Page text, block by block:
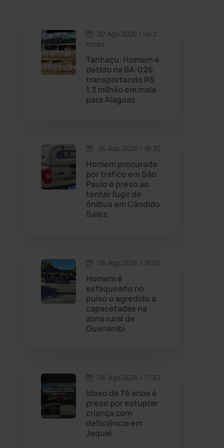
Caetité (1504)
Candiba (157)
Cândido Sales
Caturama
Chapada Diamantina
Cordeiros
Dom Basílio
Érico Cardoso
Esportes
07 Ago 2026 / Há 2
horas
Tanhaçu: Homem é
detido na BA-026
transportando R$
1,3 milhão em mala
para Alagoas
06 Ago 2026 / 18:30
Homem procurado
por tráfico em São
Paulo é preso ao
tentar fugir de
ônibus em Cândido
Sales
06 Ago 2026 / 18:00
Homem é
esfaqueado no
pulso e agredido a
capacetadas na
zona rural de
Guanambi
06 Ago 2026 / 17:30
Idoso de 76 anos é
preso por estuprar
criança com
deficiência em
Jequié